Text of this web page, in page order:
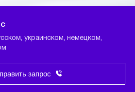
украинском, немецком,
запрос